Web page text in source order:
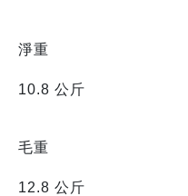
淨重
10.8 公斤
毛重
12.8 公斤